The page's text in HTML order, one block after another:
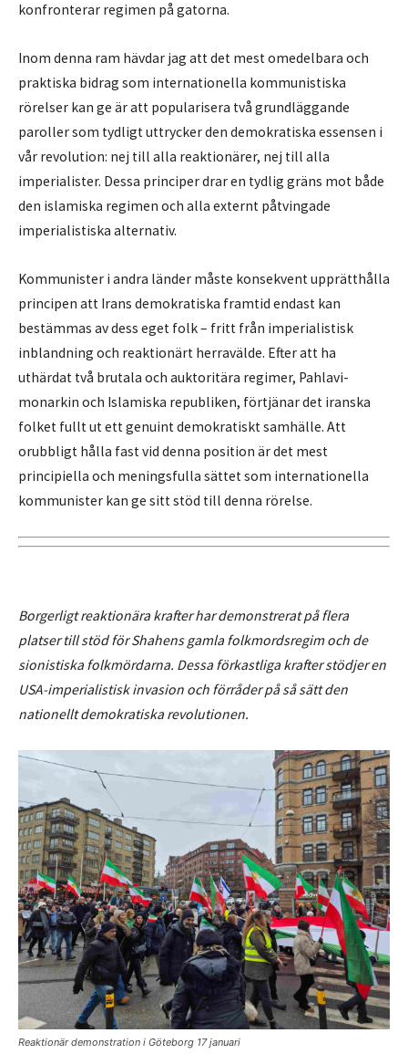
konfronterar regimen på gatorna.
Inom denna ram hävdar jag att det mest omedelbara och
praktiska bidrag som internationella kommunistiska
rörelser kan ge är att popularisera två grundläggande
paroller som tydligt uttrycker den demokratiska essensen i
vår revolution: nej till alla reaktionärer, nej till alla
imperialister. Dessa principer drar en tydlig gräns mot både
den islamiska regimen och alla externt påtvingade
imperialistiska alternativ.
Kommunister i andra länder måste konsekvent upprätthålla
principen att Irans demokratiska framtid endast kan
bestämmas av dess eget folk – fritt från imperialistisk
inblandning och reaktionärt herravälde. Efter att ha
uthärdat två brutala och auktoritära regimer, Pahlavi-
monarkin och Islamiska republiken, förtjänar det iranska
folket fullt ut ett genuint demokratiskt samhälle. Att
orubbligt hålla fast vid denna position är det mest
principiella och meningsfulla sättet som internationella
kommunister kan ge sitt stöd till denna rörelse.
Borgerligt reaktionära krafter har demonstrerat på flera
platser till stöd för Shahens gamla folkmordsregim och de
sionistiska folkmördarna. Dessa förkastliga krafter stödjer en
USA-imperialistisk invasion och förråder på så sätt den
nationellt demokratiska revolutionen.
Reaktionär demonstration i Göteborg 17 januari